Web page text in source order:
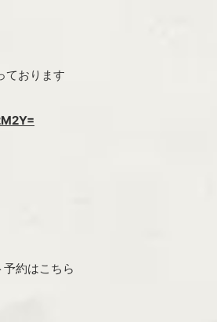
ております
約はこちら